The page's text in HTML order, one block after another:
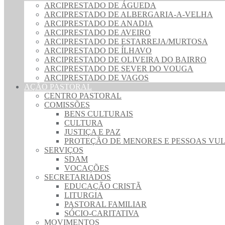
ARCIPRESTADO DE ÁGUEDA
ARCIPRESTADO DE ALBERGARIA-A-VELHA
ARCIPRESTADO DE ANADIA
ARCIPRESTADO DE AVEIRO
ARCIPRESTADO DE ESTARREJA/MURTOSA
ARCIPRESTADO DE ÍLHAVO
ARCIPRESTADO DE OLIVEIRA DO BAIRRO
ARCIPRESTADO DE SEVER DO VOUGA
ARCIPRESTADO DE VAGOS
AÇÃO PASTORAL
CENTRO PASTORAL
COMISSÕES
BENS CULTURAIS
CULTURA
JUSTIÇA E PAZ
PROTEÇÃO DE MENORES E PESSOAS
SERVIÇOS
SDAM
VOCAÇÕES
SECRETARIADOS
EDUCAÇÃO CRISTÃ
LITURGIA
PASTORAL FAMILIAR
SÓCIO-CARITATIVA
MOVIMENTOS